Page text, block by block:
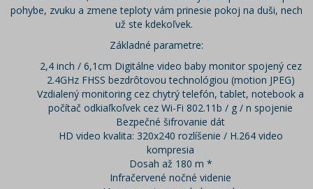
pohybe, zvuku a zmene teploty vám prinesie pokoj na duši, nech
už ste kdekoľvek.
Základné parametre:
2,4 inch / 6,1cm Digitálne video baby monitor spojený cez
2.4GHz FHSS bezdrôtovou technológiou (motion JPEG)
Vzdialený monitoring cez chytrý telefón, tablet, notebook a
počítač odkiaľkoľvek cez Wi-Fi 802.11b / g / n spojenie
Bezpečné šifrovanie dát
HD video kvalita: 320x240 rozlíšenie / H.264 video
kompresia
Dosah až 180 m *
Infračervené nočné videnie